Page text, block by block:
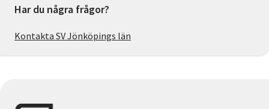
Har du några frågor?
Kontakta SV Jönköpings län